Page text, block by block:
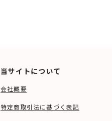
当サイトについて
会社概要
特定商取引法に基づく表記